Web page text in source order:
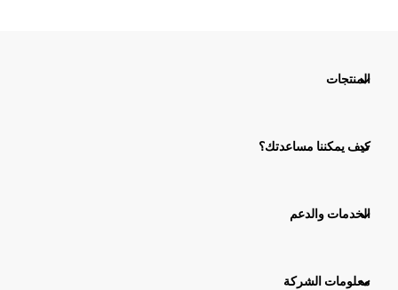
المنتجات
كيف يمكننا مساعدتك؟
الخدمات والدعم
معلومات الشركة